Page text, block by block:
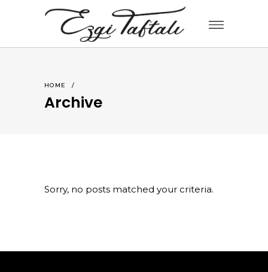
HOME /
Archive
Sorry, no posts matched your criteria.